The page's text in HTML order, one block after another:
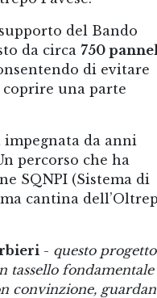
del Bando
da circa 750
di evitare
coprire una parte
da anni
percorso che ha
SQNPI (Sistema di
cantina
- questo progetto
tassello
convinzione,